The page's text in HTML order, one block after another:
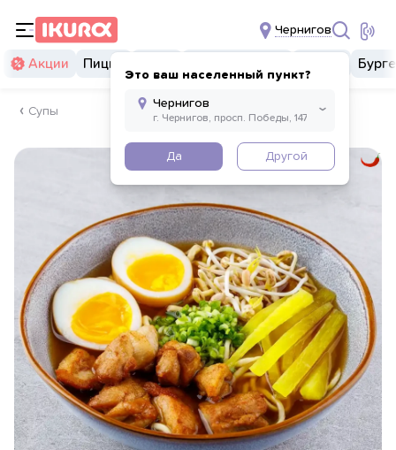
Чернигов
Это ваш населенный пункт?
Да Другой
Акции Пицца
Супы